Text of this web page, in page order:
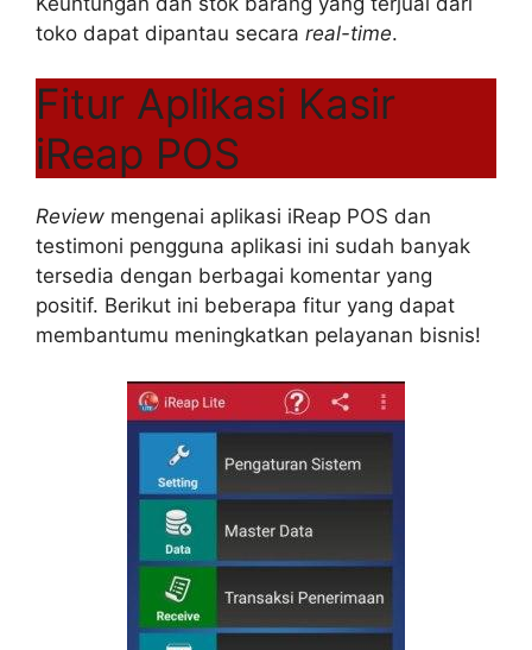
toko dapat dipantau secara real-time.
Fitur Aplikasi Kasir
iReap POS
Review mengenai aplikasi iReap POS dan
testimoni pengguna aplikasi ini sudah banyak
tersedia dengan berbagai komentar yang
positif. Berikut ini beberapa fitur yang dapat
membantumu meningkatkan pelayanan bisnis!